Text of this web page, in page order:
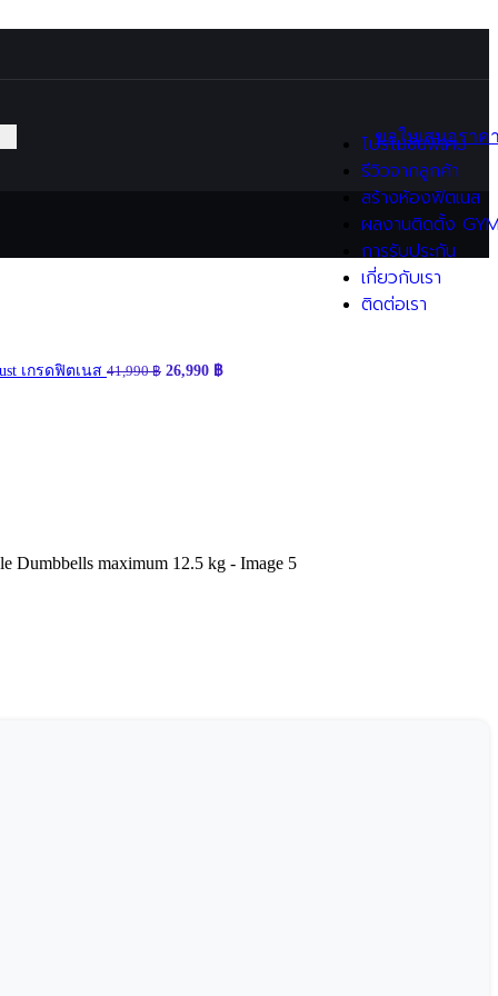
ขอใบเสนอราค
Equipment
Commercial Gym Sets
โปรโมชั่นพิเศษ
รีวิวจากลูกค้า
สร้างห้องฟิตเนส
ผลงานติดตั้ง
การรับประกัน
เกี่ยวกับเรา
ติดต่อเรา
เกรดฟิตเนส 41,990฿ 26,990 ฿